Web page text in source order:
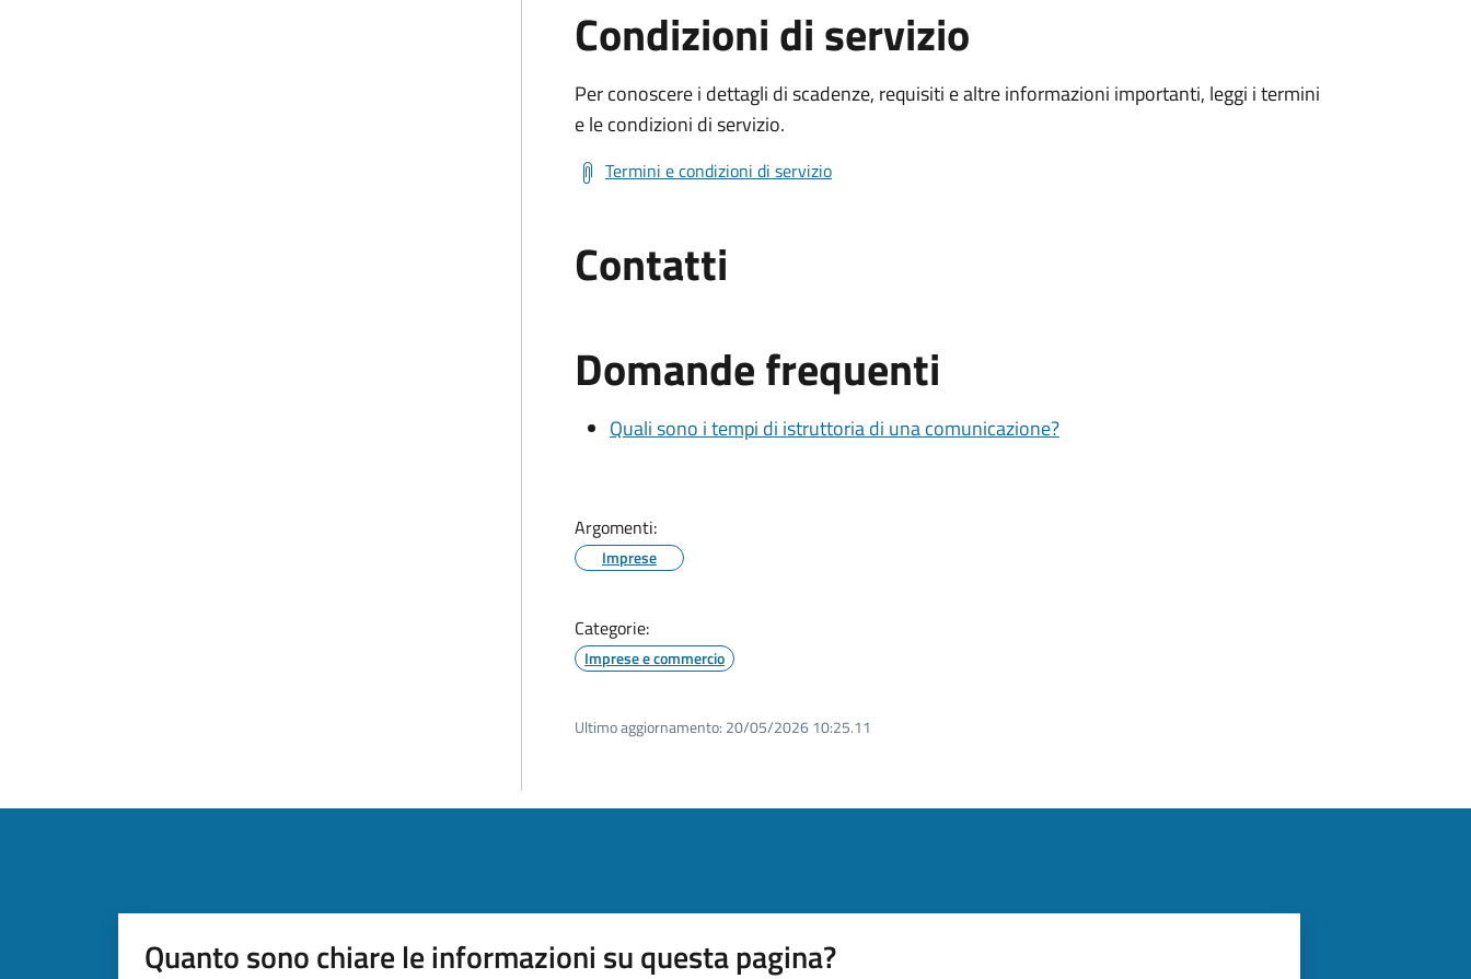
Condizioni di servizio
Per conoscere i dettagli di scadenze, requisiti e altre informazioni importanti, leggi i termini
e le condizioni di servizio.
Termini e condizioni di servizio
Contatti
Domande frequenti
Quali sono i tempi di istruttoria di una comunicazione?
Argomenti:
Imprese
Categorie:
Imprese e commercio
Ultimo aggiornamento: 20/05/2026 10:25.11
Quanto sono chiare le informazioni su questa pagina?